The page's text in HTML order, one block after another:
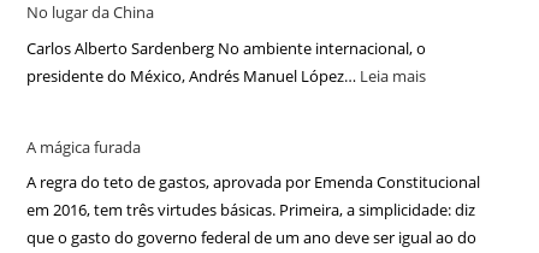
No lugar da China
Carlos Alberto Sardenberg No ambiente internacional, o
presidente do México, Andrés Manuel López… Leia mais
A mágica furada
A regra do teto de gastos, aprovada por Emenda Constitucional
em 2016, tem três virtudes básicas. Primeira, a simplicidade: diz
que o gasto do governo federal de um ano deve ser igual ao do